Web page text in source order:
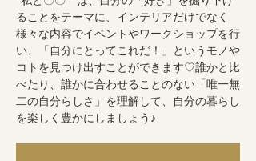
ることをテーマに、インテリアだけでなく
様々な内容でイベントやワークショップを行
い、「自分にとってこれだ！」というモノや
コトを見つけ出すことができます♡誰かと比
べたり、誰かに合わせることのない「唯一無
二の自分らしさ」を理解して、自分の暮らし
を楽しく豊かにしましょう♪